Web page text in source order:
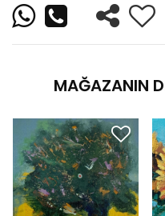
MAĞAZANIN